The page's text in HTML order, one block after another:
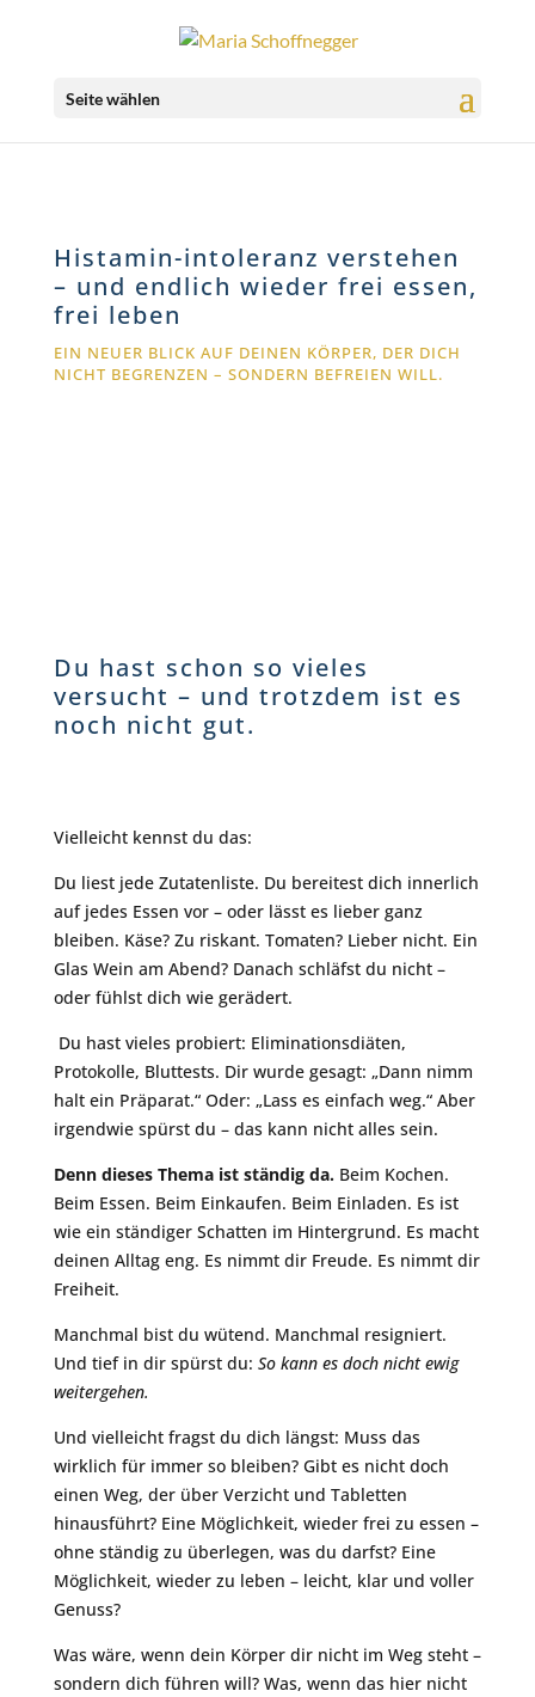
Seite wählen
Histamin-intoleranz verstehen
– und endlich wieder frei essen,
frei leben
EIN NEUER BLICK AUF DEINEN KÖRPER, DER DICH
NICHT BEGRENZEN – SONDERN BEFREIEN WILL.
Du hast schon so vieles
versucht – und trotzdem ist es
noch nicht gut.
Vielleicht kennst du das:
Du liest jede Zutatenliste. Du bereitest dich innerlich
auf jedes Essen vor – oder lässt es lieber ganz
bleiben. Käse? Zu riskant. Tomaten? Lieber nicht. Ein
Glas Wein am Abend? Danach schläfst du nicht –
oder fühlst dich wie gerädert.
Du hast vieles probiert: Eliminationsdiäten,
Protokolle, Bluttests. Dir wurde gesagt: „Dann nimm
halt ein Präparat.“ Oder: „Lass es einfach weg.“ Aber
irgendwie spürst du – das kann nicht alles sein.
Denn dieses Thema ist ständig da. Beim Kochen.
Beim Essen. Beim Einkaufen. Beim Einladen. Es ist
wie ein ständiger Schatten im Hintergrund. Es macht
deinen Alltag eng. Es nimmt dir Freude. Es nimmt dir
Freiheit.
Manchmal bist du wütend. Manchmal resigniert.
Und tief in dir spürst du: So kann es doch nicht ewig
weitergehen.
Und vielleicht fragst du dich längst: Muss das
wirklich für immer so bleiben? Gibt es nicht doch
einen Weg, der über Verzicht und Tabletten
hinausführt? Eine Möglichkeit, wieder frei zu essen –
ohne ständig zu überlegen, was du darfst? Eine
Möglichkeit, wieder zu leben – leicht, klar und voller
Genuss?
Was wäre, wenn dein Körper dir nicht im Weg steht –
sondern dich führen will? Was, wenn das hier nicht